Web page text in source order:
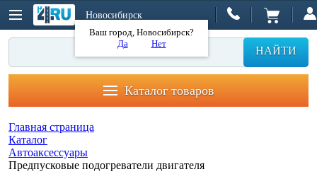
Новосибирск
Ваш город, Новосибирск?
Да
Нет
НАЙТИ
Каталог товаров
Главная страница
Каталог
Автоаксессуары
Предпусковые подогреватели двигателя